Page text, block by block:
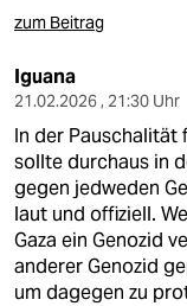
zum Beitrag
Iguana
21.02.2026 , 21:30 Uhr
In der Pauschalität
sollte durchaus in
gegen jedweden
laut und offiziell.
Gaza ein Genozid
anderer Genozid
um dagegen zu